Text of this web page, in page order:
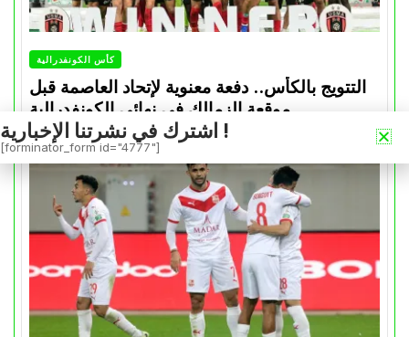
كأس الكونفدرالية
التتويج بالكأس.. دفعة معنوية لإتحاد العاصمة قبل
موقعة الزمالك في نهائي الكونفدرالية
Avril 30, 2026 اشترك في نشرتنا الإخبارية !
[forminator_form id="4777"]